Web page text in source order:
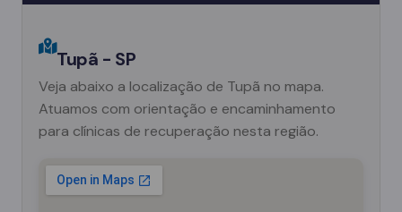
Tupã - SP
Veja abaixo a localização de Tupã no mapa.
Atuamos com orientação e encaminhamento
para clínicas de recuperação nesta região.